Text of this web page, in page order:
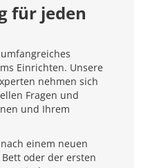
für jeden
Einrichten. Unsere
nehmen sich
Fragen und
und Ihrem
einem neuen
oder der ersten